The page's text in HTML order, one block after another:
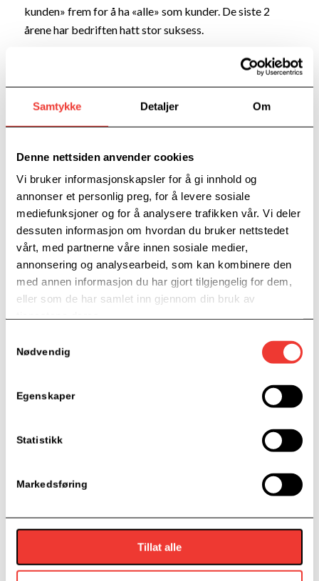
Samtykke Detaljer Om
Denne nettsiden anvender cookies
Vi bruker informasjonskapsler for å gi innhold og
annonser et personlig preg, for å levere sosiale
mediefunksjoner og for å analysere trafikken vår. Vi deler
dessuten informasjon om hvordan du bruker nettstedet
vårt, med partnerne våre innen sosiale medier,
annonsering og analysearbeid, som kan kombinere den
med annen informasjon du har gjort tilgjengelig for dem,
eller som de har samlet inn gjennom din bruk av
Nødvendig
Egenskaper
Statistikk
Markedsføring
Tillat alle
kunden» frem for å ha «alle» som kunder. De siste 2
årene har bedriften hatt stor suksess.
EIERE